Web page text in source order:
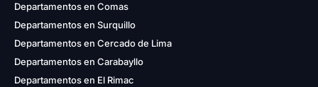
Departamentos en Comas
Departamentos en Surquillo
Departamentos en Cercado de Lima
Departamentos en Carabayllo
Departamentos en El Rimac